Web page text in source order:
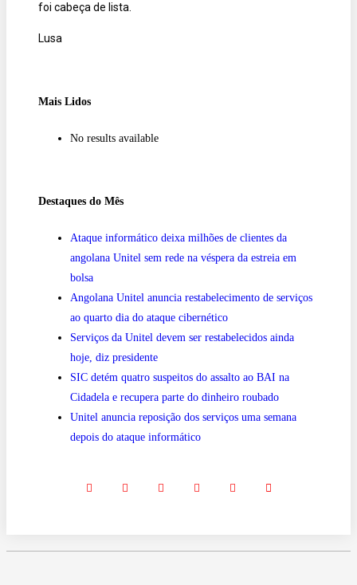
foi cabeça de lista.
Lusa
Mais Lidos
No results available
Destaques do Mês
Ataque informático deixa milhões de clientes da
angolana Unitel sem rede na véspera da estreia em
bolsa
Angolana Unitel anuncia restabelecimento de serviços
ao quarto dia do ataque cibernético
Serviços da Unitel devem ser restabelecidos ainda
hoje, diz presidente
SIC detém quatro suspeitos do assalto ao BAI na
Cidadela e recupera parte do dinheiro roubado
Unitel anuncia reposição dos serviços uma semana
depois do ataque informático